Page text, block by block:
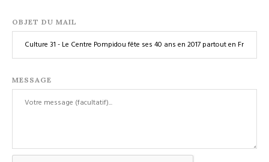
OBJET DU MAIL
MESSAGE